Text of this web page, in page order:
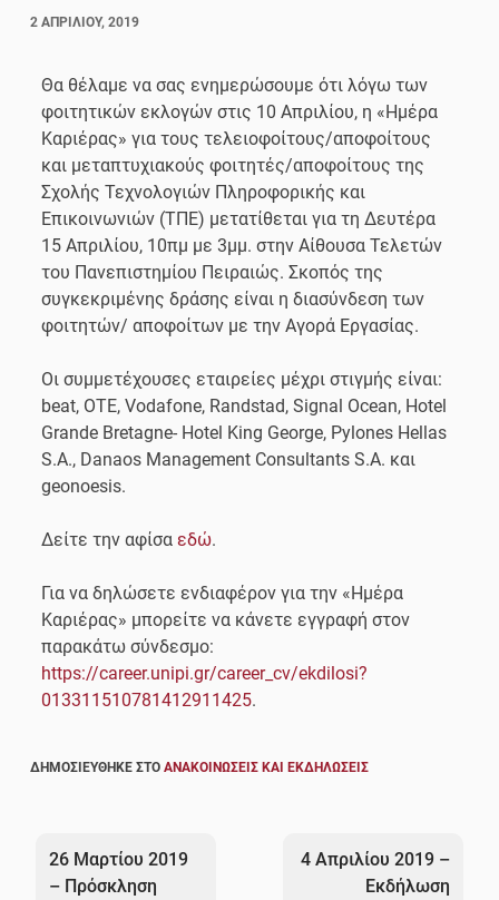
2 ΑΠΡΙΛΊΟΥ, 2019
Θα θέλαμε να σας ενημερώσουμε ότι λόγω των
φοιτητικών εκλογών στις 10 Απριλίου, η «Ημέρα
Καριέρας» για τους τελειοφοίτους/αποφοίτους
και μεταπτυχιακούς φοιτητές/αποφοίτους της
Σχολής Τεχνολογιών Πληροφορικής και
Επικοινωνιών (ΤΠΕ) μετατίθεται για τη Δευτέρα
15 Απριλίου, 10πμ με 3μμ. στην Αίθουσα Τελετών
του Πανεπιστημίου Πειραιώς. Σκοπός της
συγκεκριμένης δράσης είναι η διασύνδεση των
φοιτητών/ αποφοίτων με την Αγορά Εργασίας.
Οι συμμετέχουσες εταιρείες μέχρι στιγμής είναι:
beat, OTE, Vodafone, Randstad, Signal Ocean, Hotel
Grande Bretagne- Hotel King George, Pylones Hellas
S.A., Danaos Management Consultants S.A. και
geonoesis.
Δείτε την αφίσαεδώ.
Για να δηλώσετε ενδιαφέρον για την «Ημέρα
Καριέρας» μπορείτε να κάνετε εγγραφή στον
παρακάτω σύνδεσμο:
https://career.unipi.gr/career_cv/ekdilosi?
013311510781412911425.
ΔΗΜΟΣΙΕΎΘΗΚΕ ΣΤΟΑΝΑΚΟΙΝΏΣΕΙΣ ΚΑΙ ΕΚΔΗΛΏΣΕΙΣ
άρθρων
26 Μαρτίου 2019
– Πρόσκληση
4 Απριλίου 2019 –
Εκδήλωση